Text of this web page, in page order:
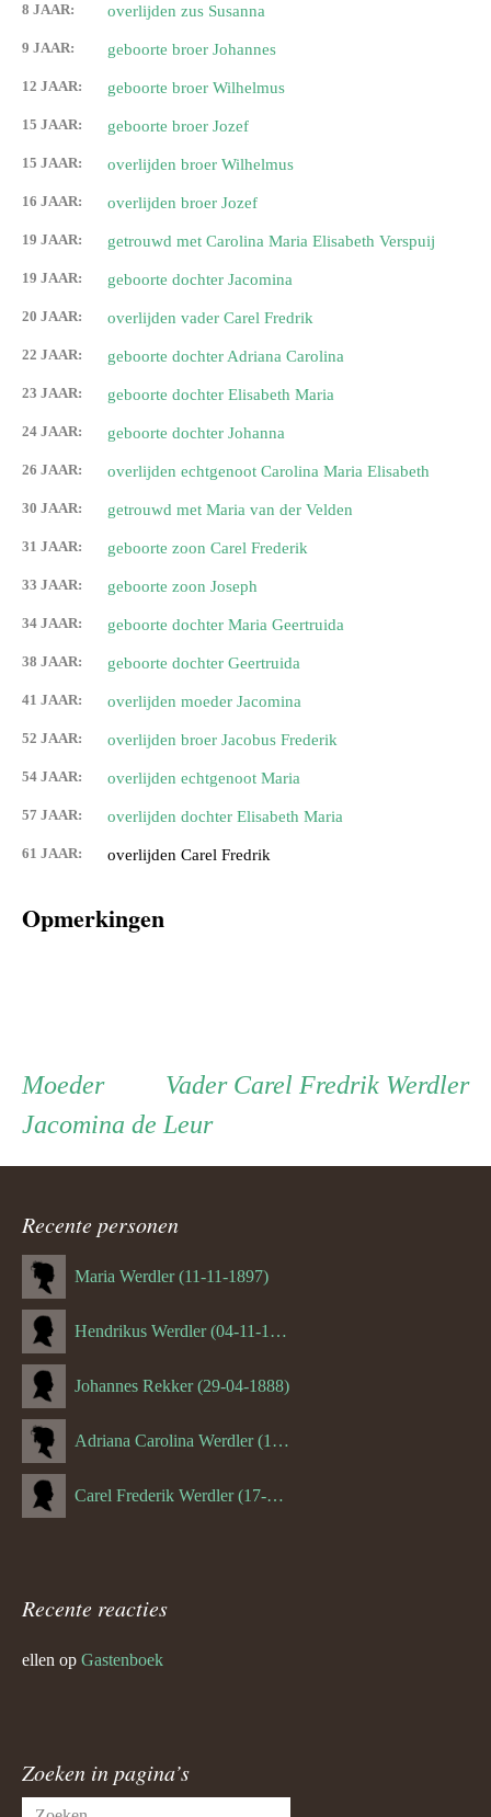
8 JAAR: overlijden zus Susanna
9 JAAR: geboorte broer Johannes
12 JAAR: geboorte broer Wilhelmus
15 JAAR: geboorte broer Jozef
15 JAAR: overlijden broer Wilhelmus
16 JAAR: overlijden broer Jozef
19 JAAR: getrouwd met Carolina Maria Elisabeth Verspuij
19 JAAR: geboorte dochter Jacomina
20 JAAR: overlijden vader Carel Fredrik
22 JAAR: geboorte dochter Adriana Carolina
23 JAAR: geboorte dochter Elisabeth Maria
24 JAAR: geboorte dochter Johanna
26 JAAR: overlijden echtgenoot Carolina Maria Elisabeth
30 JAAR: getrouwd met Maria van der Velden
31 JAAR: geboorte zoon Carel Frederik
33 JAAR: geboorte zoon Joseph
34 JAAR: geboorte dochter Maria Geertruida
38 JAAR: geboorte dochter Geertruida
41 JAAR: overlijden moeder Jacomina
52 JAAR: overlijden broer Jacobus Frederik
54 JAAR: overlijden echtgenoot Maria
57 JAAR: overlijden dochter Elisabeth Maria
61 JAAR: overlijden Carel Fredrik
Opmerkingen
Persoon
ouder
navigatie
Vader Vader
Carel Fredrik Werdler
MoederMoeder
Jacomina de Leur
Recente personen
Maria Werdler (11-11-1897)
Hendrikus Werdler (04-11-1904)
Johannes Rekker (29-04-1888)
Adriana Carolina Werdler (18-02-1884)
Carel Frederik Werdler (17-06-1893)
Recente reacties
ellen op Gastenboek
Zoeken in pagina’s
Zoeken